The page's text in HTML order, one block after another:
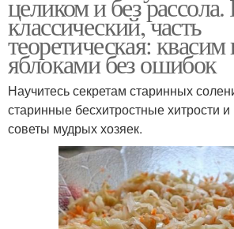
целиком и без рассола.
классический, часть
теоретическая: квасим
яблоками без ошибок
Научитесь секретам старинных
старинные бесхитростные хитрости
советы мудрых хозяек.